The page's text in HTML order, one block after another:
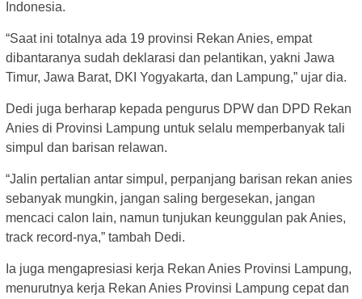
Indonesia.
“Saat ini totalnya ada 19 provinsi Rekan Anies, empat
dibantaranya sudah deklarasi dan pelantikan, yakni Jawa
Timur, Jawa Barat, DKI Yogyakarta, dan Lampung,” ujar dia.
Dedi juga berharap kepada pengurus DPW dan DPD Rekan
Anies di Provinsi Lampung untuk selalu memperbanyak tali
simpul dan barisan relawan.
“Jalin pertalian antar simpul, perpanjang barisan rekan anies
sebanyak mungkin, jangan saling bergesekan, jangan
mencaci calon lain, namun tunjukan keunggulan pak Anies,
track record-nya,” tambah Dedi.
Ia juga mengapresiasi kerja Rekan Anies Provinsi Lampung,
menurutnya kerja Rekan Anies Provinsi Lampung cepat dan